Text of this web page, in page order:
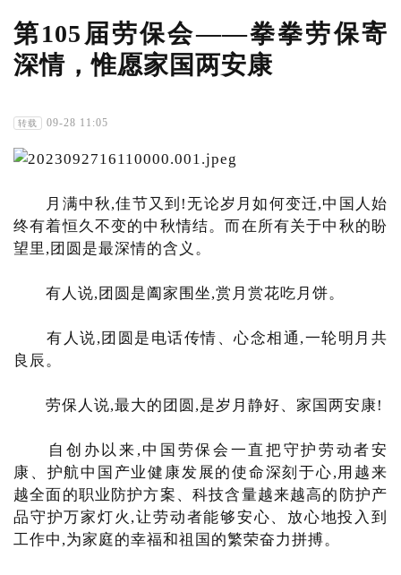
第105届劳保会——拳拳劳保寄
深情，惟愿家国两安康
转载 09-28 11:05
月满中秋,佳节又到!无论岁月如何变迁,中国人始
终有着恒久不变的中秋情结。而在所有关于中秋的盼
望里,团圆是最深情的含义。
有人说,团圆是阖家围坐,赏月赏花吃月饼。
有人说,团圆是电话传情、心念相通,一轮明月共
良辰。
劳保人说,最大的团圆,是岁月静好、家国两安康!
自创办以来,中国劳保会一直把守护劳动者安
康、护航中国产业健康发展的使命深刻于心,用越来
越全面的职业防护方案、科技含量越来越高的防护产
品守护万家灯火,让劳动者能够安心、放心地投入到
工作中,为家庭的幸福和祖国的繁荣奋力拼搏。